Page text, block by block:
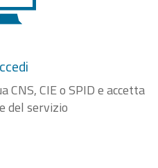
CNS, CIE o SPID e accetta
del servizio